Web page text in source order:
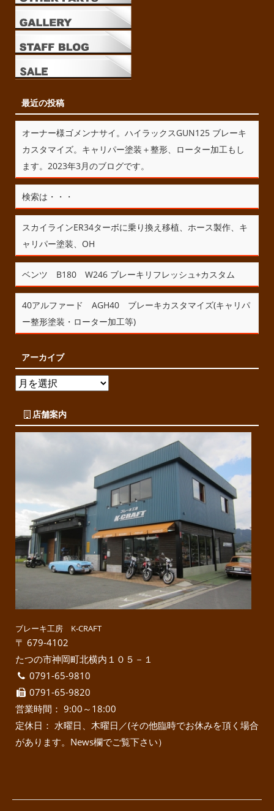
最近の投稿
オーナー様ゴメンナサイ。ハイラックスGUN125 ブレーキ
カスタマイズ。キャリパー塗装＋整形、ローター加工もし
ます。2023年3月のブログです。
検索は・・・
スカイラインER34ターボに乗り換え移植、ホース製作、キ
ャリパー塗装、OH
ベンツ B180 W246 ブレーキリフレッシュ+カスタム
40アルファード AGH40 ブレーキカスタマイズ(キャリパ
ー整形塗装・ローター加工等)
アーカイブ
店舗案内
ブレーキ工房 K-CRAFT
〒 679-4102
たつの市神岡町北横内１０５－１
0791-65-9810
0791-65-9820
営業時間： 9:00～18:00
定休日： 水曜日、木曜日／(その他臨時でお休みを頂く場合
があります。News欄でご覧下さい）